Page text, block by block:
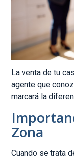
La venta de tu
agente que
marcará la
Zona
Cuando se trata